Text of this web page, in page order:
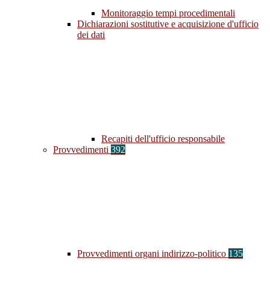
Monitoraggio tempi procedimentali
Dichiarazioni sostitutive e acquisizione d'ufficio
dei dati
Recapiti dell'ufficio responsabile
Provvedimenti 392
Provvedimenti organi indirizzo-politico 135